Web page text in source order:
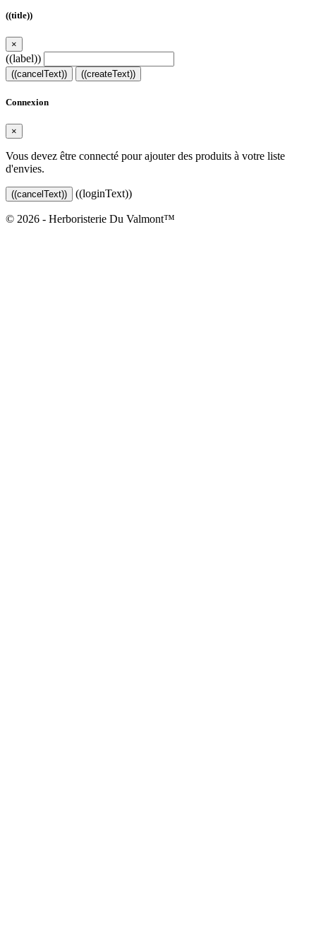
((title))
×
((label))
((cancelText)) ((createText))
Connexion
×
Vous devez être connecté pour ajouter des produits à votre liste
d'envies.
((cancelText)) ((loginText))
© 2026 - Herboristerie Du Valmont™